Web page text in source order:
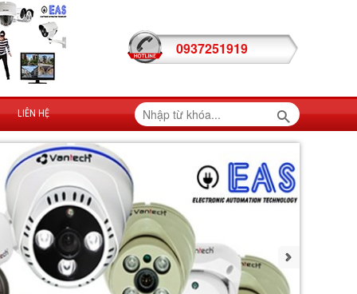
0937251919
LIÊN HỆ